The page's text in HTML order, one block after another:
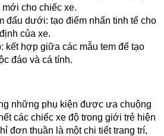
cho chiếc xe.
đấu dưới: tạo điểm nhấn tinh tế cho
của xe.
kết hợp giữa các mẫu tem để tạo
đáo và cá tính.
những phụ kiện được ưa chuộng
các chiếc xe độ trong giới trẻ hiện
đơn thuần là một chi tiết trang trí,